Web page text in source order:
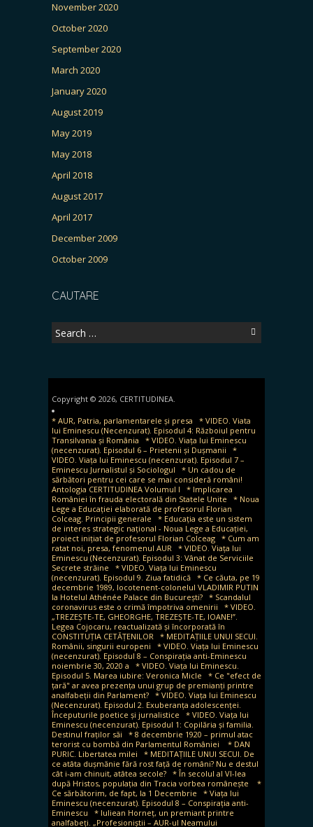
November 2020
October 2020
September 2020
March 2020
January 2020
August 2019
May 2019
May 2018
April 2018
August 2017
April 2017
December 2009
October 2009
CAUTARE
Search
for:
Copyright © 2026, CERTITUDINEA.
* AUR, Patria, parlamentarele și presa
* VIDEO. Viata
lui Eminescu (Necenzurat). Episodul 4: Războiul pentru
Transilvania și România
* VIDEO. Viața lui Eminescu
(necenzurat). Episodul 6 – Prietenii și Dușmanii
*
VIDEO. Viața lui Eminescu (necenzurat). Episodul 7 –
Eminescu Jurnalistul și Sociologul
* Un cadou de
sărbători pentru cei care se mai consideră români!
Antologia CERTITUDINEA Volumul I
* Implicarea
României în frauda electorală din Statele Unite
* Noua
Lege a Educației elaborată de profesorul Florian
Colceag. Principii generale
* Educația este un sistem
de interes strategic național - Noua Lege a Educației,
proiect inițiat de profesorul Florian Colceag * Cum am
ratat noi, presa, fenomenul AUR * VIDEO. Viața lui
Eminescu (Necenzurat). Episodul 3: Vânat de Serviciile
Secrete străine
* VIDEO. Viața lui Eminescu
(necenzurat). Episodul 9. Ziua fatidică * Ce căuta, pe 19
decembrie 1989, locotenent-colonelul VLADIMIR PUTIN
la Hotelul Athénée Palace din București? * Scandalul
coronavirus este o crimă împotriva omenirii
* VIDEO.
„TREZEȘTE-TE, GHEORGHE, TREZEȘTE-TE, IOANE!”.
Legea Cojocaru, reactualizată și încorporată în
CONSTITUȚIA CETĂȚENILOR * MEDITAȚIILE UNUI SECUI.
Românii, singurii europeni
* VIDEO. Viața lui Eminescu
(necenzurat). Episodul 8 – Conspirația anti-Eminescu
noiembrie 30, 2020 a
* VIDEO. Viața lui Eminescu.
Episodul 5. Marea iubire: Veronica Micle
* Ce "efect de
țară" ar avea prezența unui grup de premianți printre
analfabeții din Parlament? * VIDEO. Viața lui Eminescu
(Necenzurat). Episodul 2. Exuberanța adolescenței.
Începuturile poetice și jurnalistice
* VIDEO. Viața lui
Eminescu (necenzurat). Episodul 1: Copilăria și familia.
Destinul fraților săi
* 8 decembrie 1920 – primul atac
terorist cu bombă din Parlamentul României
* DAN
PURIC. Libertatea milei
* MEDITAȚIILE UNUI SECUI. De
ce atâta dușmănie fără rost față de români? Nu e destul
cât i-am chinuit, atâtea secole? * În secolul al VI-lea
după Hristos, populația din Tracia vorbea românește
*
Ce sărbătorim, de fapt, la 1 Decembrie
* Viața lui
Eminescu (necenzurat). Episodul 8 – Conspirația anti-
Eminescu
* Iuliean Horneț, un premiant printre
analfabeți. „Profesioniștii – AUR-ul Neamului